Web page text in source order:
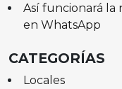
Así funcionará la
en WhatsApp
CATEGORÍAS
Locales